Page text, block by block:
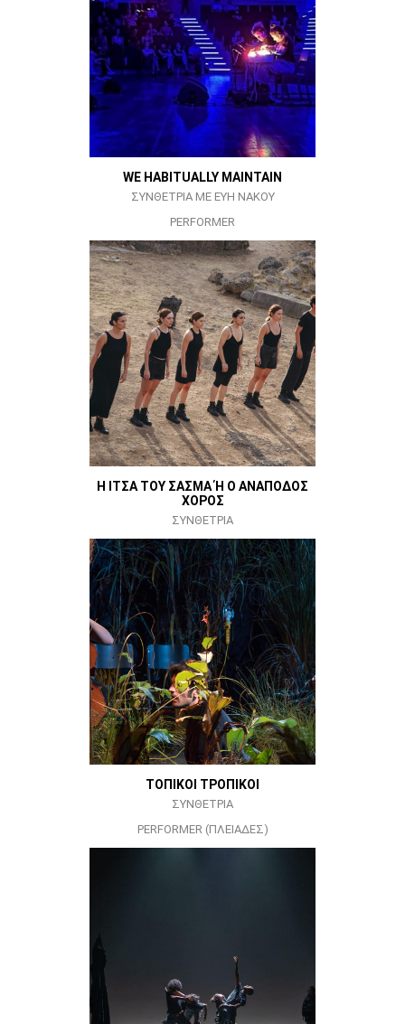
WE HABITUALLY MAINTAIN
ΣΥΝΘΕΤΡΙΑ ΜΕ ΕΥΗ ΝΑΚΟΥ
PERFORMER
Η ΙΤΣΑ ΤΟΥ ΣΑΣΜΑ Ή Ο ΑΝΑΠΟΔΟΣ
ΧΟΡΟΣ
ΣΥΝΘΕΤΡΙΑ
ΤΟΠΙΚΟΙ ΤΡΟΠΙΚΟΙ
ΣΥΝΘΕΤΡΙΑ
PERFORMER (ΠΛΕΙΑΔΕΣ)